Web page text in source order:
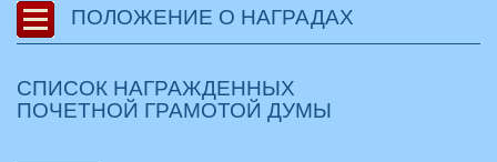
ПОЛОЖЕНИЕ О НАГРАДАХ
СПИСОК НАГРАЖДЕННЫХ
ПОЧЕТНОЙ ГРАМОТОЙ ДУМЫ